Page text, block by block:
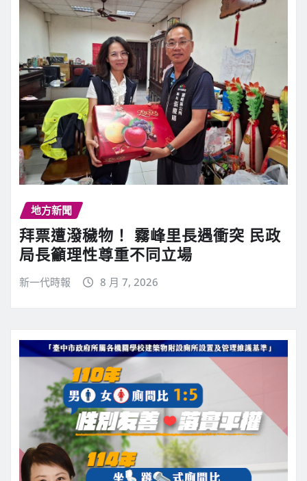
地方新聞
拜票遭潑穢物！ 霧峰里長遇衝突 民政
局長籲理性尊重不同立場
新一代時報 8 月 7, 2026